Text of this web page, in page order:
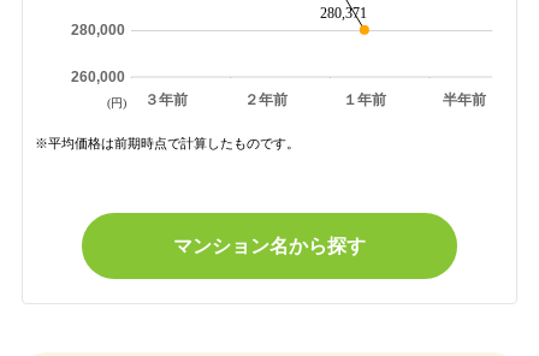
３年前 ２年前 １年前 半年前
260,000
280,000
280,371
(円)
※平均価格は前期時点で計算したものです。
マンション名から探す